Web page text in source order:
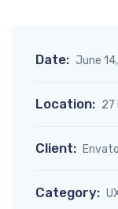
Date: June
Location: 27
Client:
Category: